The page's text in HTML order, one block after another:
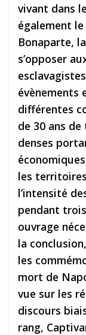
vivant dans
également
Bonaparte,
s’opposer
évènements
différentes
de 30 ans
denses
les
l’intensité
pendant
ouvrage
la
les
mort de
vue sur les
discours
rang,